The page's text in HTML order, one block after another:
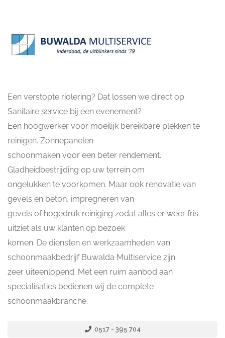
Een verstopte riolering? Dat lossen we direct op.
Sanitaire service bij een evenement?
Een hoogwerker voor moeilijk bereikbare plekken te
reinigen. Zonnepanelen
schoonmaken voor een beter rendement.
Gladheidbestrijding op uw terrein om
ongelukken te voorkomen. Maar ook renovatie van
gevels en beton, impregneren van
gevels of hogedruk reiniging zodat alles er weer fris
uitziet als uw klanten op bezoek
komen. De diensten en werkzaamheden van
schoonmaakbedrijf Buwalda Multiservice zijn
zeer uiteenlopend. Met een ruim aanbod aan
specialisaties bedienen wij de complete
schoonmaakbranche.
0517 - 395 704